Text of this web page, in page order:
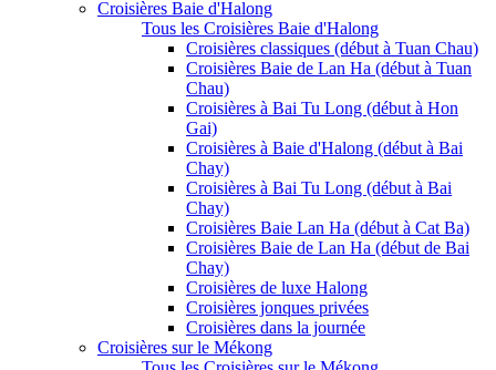
Croisières Baie d'Halong
Tous les Croisières Baie d'Halong
Croisières classiques (début à Tuan Chau)
Croisières Baie de Lan Ha (début à Tuan
Chau)
Croisières à Bai Tu Long (début à Hon
Gai)
Croisières à Baie d'Halong (début à Bai
Chay)
Croisières à Bai Tu Long (début à Bai
Chay)
Croisières Baie Lan Ha (début à Cat Ba)
Croisières Baie de Lan Ha (début de Bai
Chay)
Croisières de luxe Halong
Croisières jonques privées
Croisières dans la journée
Croisières sur le Mékong